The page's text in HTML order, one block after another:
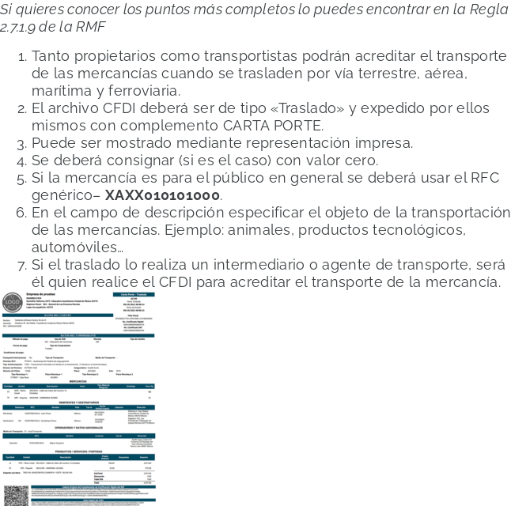
Si quieres conocer los puntos más completos lo puedes encontrar en la Regla
2.7.1.9 de la RMF
Tanto propietarios como transportistas podrán acreditar el transporte
de las mercancías cuando se trasladen por vía terrestre, aérea,
marítima y ferroviaria.
El archivo CFDI deberá ser de tipo «Traslado» y expedido por ellos
mismos con complemento CARTA PORTE.
Puede ser mostrado mediante representación impresa.
Se deberá consignar (si es el caso) con valor cero.
Si la mercancía es para el público en general se deberá usar el RFC
genérico–XAXX010101000.
En el campo de descripción especificar el objeto de la transportación
de las mercancías. Ejemplo: animales, productos tecnológicos,
automóviles…
Si el traslado lo realiza un intermediario o agente de transporte, será
él quien realice el CFDI para acreditar el transporte de la mercancía.